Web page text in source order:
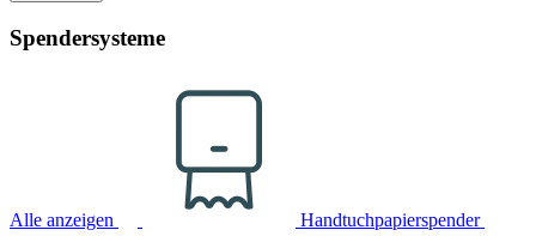
Spendersysteme
Alle anzeigen Handtuchpapierspender